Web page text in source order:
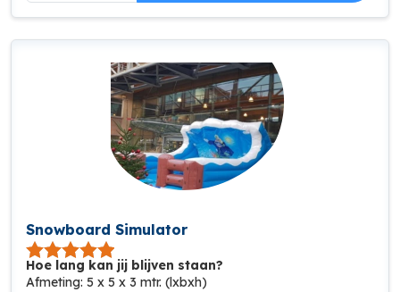
Snowboard Simulator
Hoe lang kan jij blijven staan?
Afmeting: 5 x 5 x 3 mtr. (lxbxh)